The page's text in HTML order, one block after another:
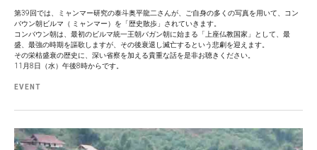
第39回では、ミャンマー研究の泰斗奥平龍二さんが、ご自身の多くの写真を用いて、コン
バウン朝ビルマ（ ミャンマー）を「歴史散歩」されていきます。
コンバウン朝は、最初のビルマ統一王朝バガン朝に始まる「上座仏教国家」として、最
盛、最強の時期を謳歌しますが、その後衰退し滅亡するという悲劇を迎えます。
その栄枯盛衰の歴史に、深い省察を加える貴重な話を是非お聴きください。
11月8日（水）午後8時からです。
EVENT